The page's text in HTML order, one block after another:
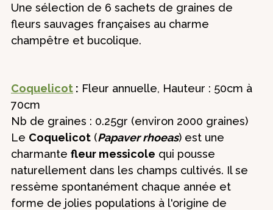
Une sélection de 6 sachets de graines de
fleurs sauvages françaises au charme
champêtre et bucolique.
Coquelicot : Fleur annuelle, Hauteur : 50cm à
70cm
Nb de graines : 0.25gr (environ 2000 graines)
Le Coquelicot (Papaver rhoeas) est une
charmante fleur messicole qui pousse
naturellement dans les champs cultivés. Il se
ressème spontanément chaque année et
forme de jolies populations à l'origine de